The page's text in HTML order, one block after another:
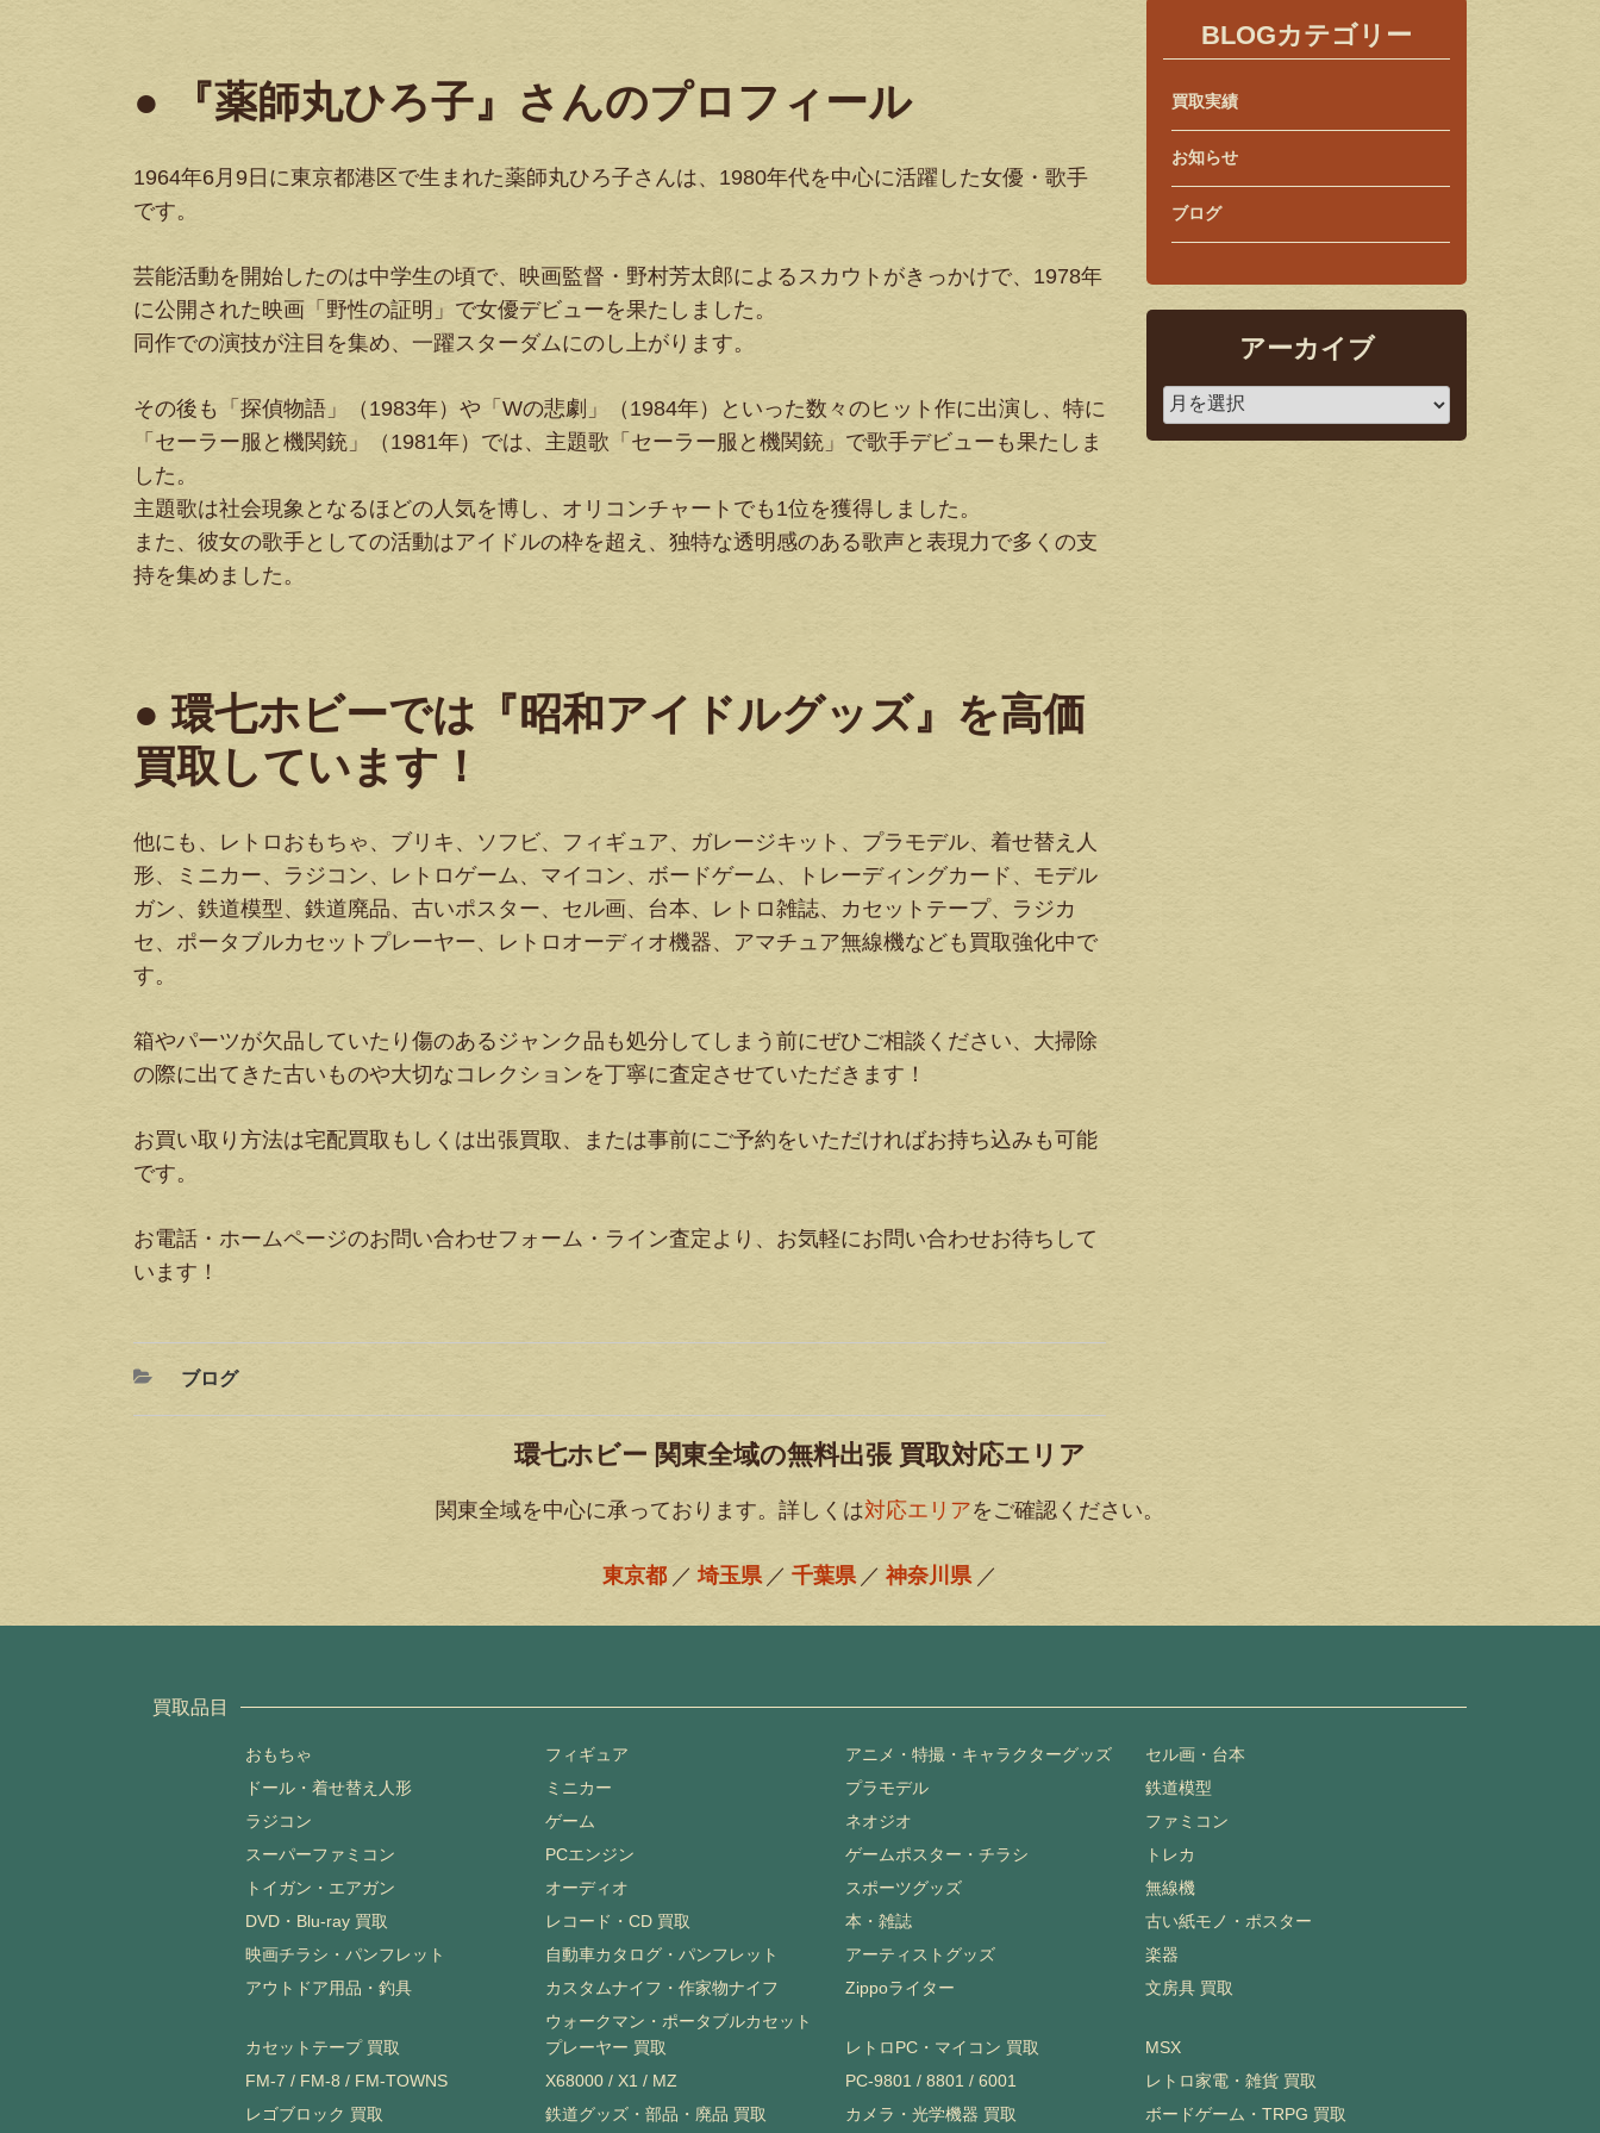
● 『薬師丸ひろ子』さんのプロフィール
1964年6月9日に東京都港区で生まれた薬師丸ひろ子さんは、1980年代を中心に活躍した女優・歌手
です。
芸能活動を開始したのは中学生の頃で、映画監督・野村芳太郎によるスカウトがきっかけで、1978年
に公開された映画「野性の証明」で女優デビューを果たしました。
同作での演技が注目を集め、一躍スターダムにのし上がります。
その後も「探偵物語」（1983年）や「Wの悲劇」（1984年）といった数々のヒット作に出演し、特に
「セーラー服と機関銃」（1981年）では、主題歌「セーラー服と機関銃」で歌手デビューも果たしま
した。
主題歌は社会現象となるほどの人気を博し、オリコンチャートでも1位を獲得しました。
また、彼女の歌手としての活動はアイドルの枠を超え、独特な透明感のある歌声と表現力で多くの支
持を集めました。
● 環七ホビーでは『昭和アイドルグッズ』を高価
買取しています！
他にも、レトロおもちゃ、ブリキ、ソフビ、フィギュア、ガレージキット、プラモデル、着せ替え人
形、ミニカー、ラジコン、レトロゲーム、マイコン、ボードゲーム、トレーディングカード、モデル
ガン、鉄道模型、鉄道廃品、古いポスター、セル画、台本、レトロ雑誌、カセットテープ、ラジカ
セ、ポータブルカセットプレーヤー、レトロオーディオ機器、アマチュア無線機なども買取強化中で
す。
箱やパーツが欠品していたり傷のあるジャンク品も処分してしまう前にぜひご相談ください、大掃除
の際に出てきた古いものや大切なコレクションを丁寧に査定させていただきます！
お買い取り方法は宅配買取もしくは出張買取、または事前にご予約をいただければお持ち込みも可能
です。
お電話・ホームページのお問い合わせフォーム・ライン査定より、お気軽にお問い合わせお待ちして
います！
ブログ
BLOGカテゴリー
買取実績
お知らせ
ブログ
アーカイブ
環七ホビー 関東全域の無料出張 買取対応エリア
関東全域を中心に承っております。詳しくは対応エリアをご確認ください。
東京都 埼玉県 千葉県 神奈川県
買取品目
おもちゃ フィギュア アニメ・特撮・キャラクターグッズ
セル画・台本
ドール・着せ替え人形
ミニカー プラモデル
鉄道模型
ラジコン
ゲーム ネオジオ
ファミコン
スーパーファミコン
PCエンジン ゲームポスター・チラシ
トレカ
トイガン・エアガン
オーディオ スポーツグッズ
無線機
DVD・Blu-ray 買取
レコード・CD 買取 本・雑誌
古い紙モノ・ポスター
映画チラシ・パンフレット
自動車カタログ・パンフレット アーティストグッズ
楽器
アウトドア用品・釣具
カスタムナイフ・作家物ナイフ Zippoライター 文房具 買取
カセットテープ 買取
ウォークマン・ポータブルカセット
プレーヤー 買取
レトロPC・マイコン 買取
MSX
FM-7 / FM-8 / FM-TOWNS
X68000 / X1 / MZ PC-9801 / 8801 / 6001
レトロ家電・雑貨 買取
レゴブロック 買取
鉄道グッズ・部品・廃品 買取 カメラ・光学機器 買取 ボードゲーム・TRPG 買取